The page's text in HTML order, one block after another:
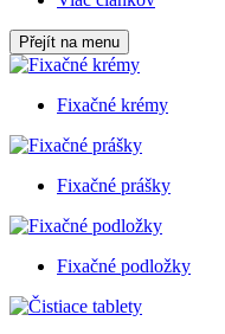
Přejít na menu
Fixačné krémy
Fixačné prášky
Fixačné podložky